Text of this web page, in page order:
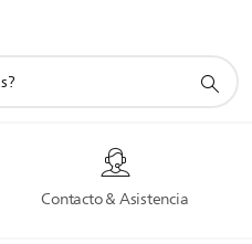
Contacto & Asistencia